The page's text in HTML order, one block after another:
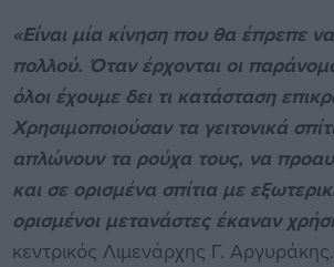
«Είναι μία κίνηση που θα έπρεπε να
πολλού. Όταν έρχονται οι
όλοι έχουμε δει τι κατάσταση
Χρησιμοποιούσαν τα γειτονικά
απλώνουν τα ρούχα τους, να
και σε ορισμένα σπίτια με
ορισμένοι μετανάστες έκαναν
κεντρικός Λιμενάρχης Γ. Αργυράκης.